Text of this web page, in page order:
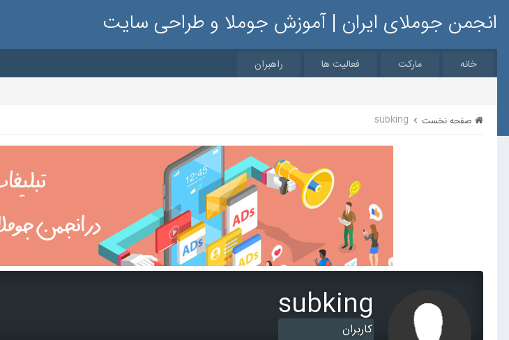
انجمن جوملای ایران | آموزش جوملا و طراحی سایت
خانه مارکت فعالیت ها راهبران
صفحه نخست subking
subking
کاربران